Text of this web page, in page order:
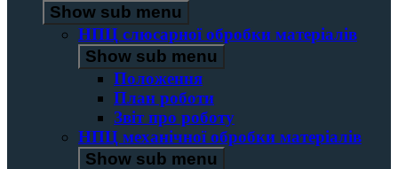
Show sub menu
НПЦ слюсарної обробки матеріалів
Show sub menu
Положення
План роботи
Звіт про роботу
НПЦ механічної обробки матеріалів
Show sub menu